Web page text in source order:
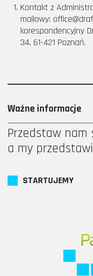
Kontakt z
mailowy:
korespondencyjny
34, 61-421 Poznań.
Ważne informacje
Przedstaw nam
a my
STARTUJEMY